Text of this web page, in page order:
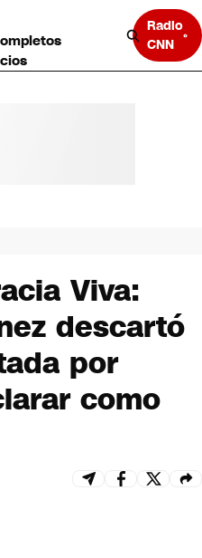
Radio
CNN
Viva:
descartó
por
como